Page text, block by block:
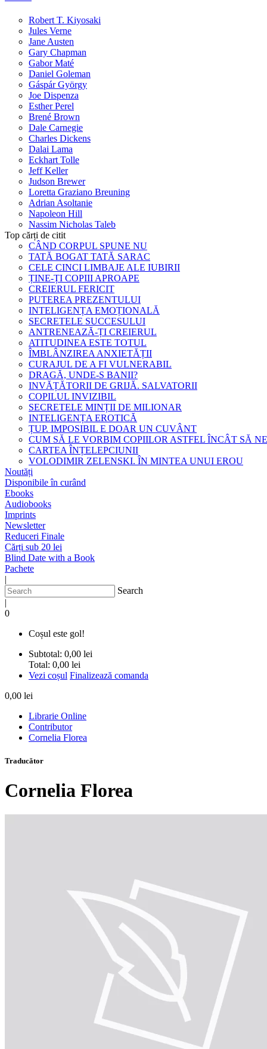
Robert T. Kiyosaki
Jules Verne
Jane Austen
Gary Chapman
Gabor Maté
Daniel Goleman
Gáspár György
Joe Dispenza
Esther Perel
Brené Brown
Dale Carnegie
Charles Dickens
Dalai Lama
Eckhart Tolle
Jeff Keller
Judson Brewer
Loretta Graziano Breuning
Adrian Asoltanie
Napoleon Hill
Nassim Nicholas Taleb
Top cărți de citit
CÂND CORPUL SPUNE NU
TATĂ BOGAT TATĂ SARAC
CELE CINCI LIMBAJE ALE IUBIRII
ȚINE-ȚI COPIII APROAPE
CREIERUL FERICIT
PUTEREA PREZENTULUI
INTELIGENȚA EMOȚIONALĂ
SECRETELE SUCCESULUI
ANTRENEAZĂ-ȚI CREIERUL
ATITUDINEA ESTE TOTUL
ÎMBLÂNZIREA ANXIETĂȚII
CURAJUL DE A FI VULNERABIL
DRAGĂ, UNDE-S BANII?
INVĂȚĂTORII DE GRIJĂ. SALVATORII
COPILUL INVIZIBIL
SECRETELE MINȚII DE MILIONAR
INTELIGENȚA EROTICĂ
ȚUP. IMPOSIBIL E DOAR UN CUVÂNT
CUM SĂ LE VORBIM COPIILOR ASTFEL ÎNCÂT SĂ
CARTEA ÎNȚELEPCIUNII
VOLODIMIR ZELENSKI. ÎN MINTEA UNUI EROU
Noutăți
Disponibile în curând
Ebooks
Audiobooks
Imprints
Newsletter
Reduceri Finale
Cărți sub 20 lei
Blind Date with a Book
Pachete
|
Search
|
0
Coșul este gol!
Subtotal: 0,00 lei
Total: 0,00 lei
Vezi coșul Finalizează comanda
0,00 lei
Librarie Online
Contributor
Cornelia Florea
Traducător
Cornelia Florea